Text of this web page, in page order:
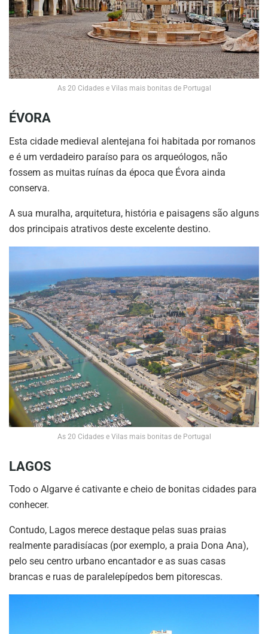
As 20 Cidades e Vilas mais bonitas de Portugal
ÉVORA
Esta cidade medieval alentejana foi habitada por romanos
e é um verdadeiro paraíso para os arqueólogos, não
fossem as muitas ruínas da época que Évora ainda
conserva.
A sua muralha, arquitetura, história e paisagens são alguns
dos principais atrativos deste excelente destino.
As 20 Cidades e Vilas mais bonitas de Portugal
LAGOS
Todo o Algarve é cativante e cheio de bonitas cidades para
conhecer.
Contudo, Lagos merece destaque pelas suas praias
realmente paradisíacas (por exemplo, a praia Dona Ana),
pelo seu centro urbano encantador e as suas casas
brancas e ruas de paralelepípedos bem pitorescas.